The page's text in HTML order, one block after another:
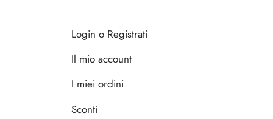
Login o Registrati
Il mio account
I miei ordini
Sconti